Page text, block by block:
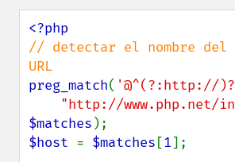
// detectar el nombre del
preg_match( '@^(?:http://
"http://www.php.net/
$matches
$host = $matches [1];